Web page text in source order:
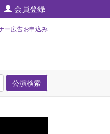
会員登録
ー広告お申込み
公演検索